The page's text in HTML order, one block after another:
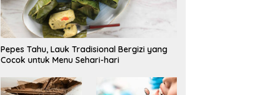
Pepes Tahu, Lauk Tradisional Bergizi yang
Cocok untuk Menu Sehari-hari